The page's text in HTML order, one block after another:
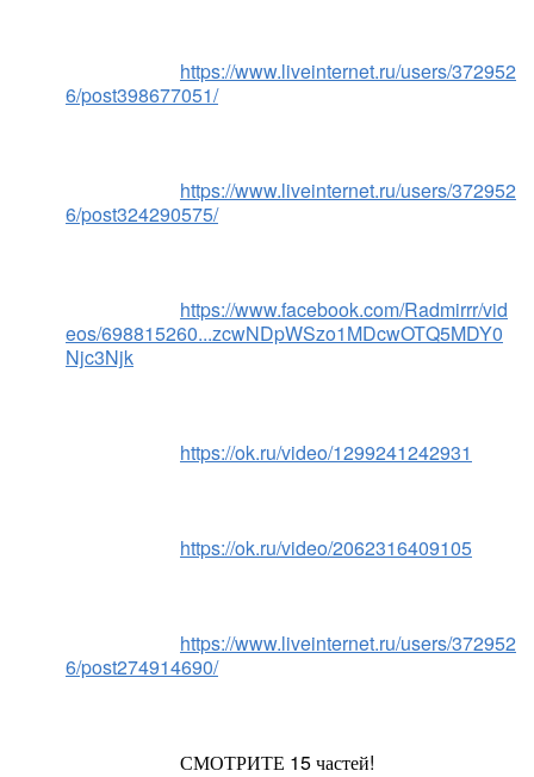
https://www.liveinternet.ru/users/372952
6/post398677051/
https://www.liveinternet.ru/users/372952
6/post324290575/
https://www.facebook.com/Radmirrr/vid
eos/698815260...zcwNDpWSzo1MDcwOTQ5MDY0
Njc3Njk
https://ok.ru/video/1299241242931
https://ok.ru/video/2062316409105
https://www.liveinternet.ru/users/372952
6/post274914690/
			СМОТРИТЕ 15 частей!